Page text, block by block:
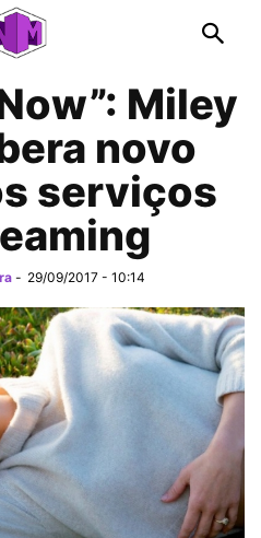
Miley
novo
serviços
- 29/09/2017 - 10:14